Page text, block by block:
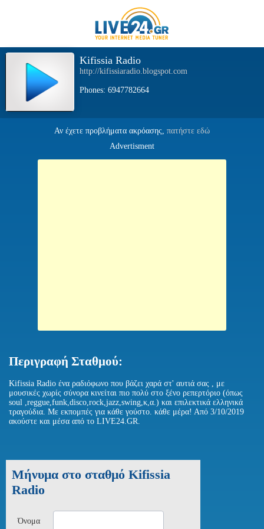
Kifissia Radio
http://kifissiaradio.blogspot.com
Phones: 6947782664
Αν έχετε προβλήματα ακρόασης, πατήστε εδώ
Advertisment
Περιγραφή Σταθμού:
Kifissia Radio ένα ραδιόφωνο που βάζει χαρά στ' αυτιά σας , με
μουσικές χωρίς σύνορα κινείται πιο πολύ στο ξένο ρεπερτόριο (όπως
soul ,reggue,funk,disco,rock,jazz,swing,κ,α.) και επιλεκτικά ελληνικά
τραγούδια. Mε εκπομπές για κάθε γούστο. κάθε μέρα! Από 3/10/2019
ακούστε και μέσα από το LIVE24.GR.
Μήνυμα στο σταθμό Kifissia
Radio
Όνομα